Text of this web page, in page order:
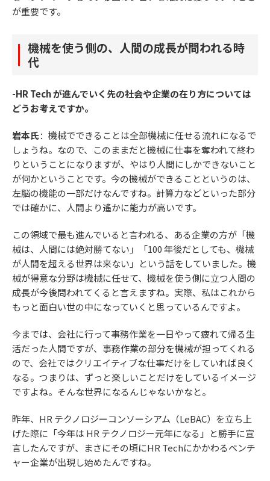
が重要です。
機械を使う側の、人間の成長が問われる時
代
-HR Tech が進んでいく先の社会や企業の在り方については
どうお考えですか。
岩本氏：機械でできることは全部機械に任せる流れになるで
しょうね。なので、このままだと機械に仕事を奪われて終わ
りということになりますが、やはり人間にしかできないこと
が何かということです。今の機械ができることというのは、
左脳の機能の一部だけなんですね。計算力などといった部分
では確かに、人間より遙かに能力が高いです。
この領域で最も進んでいると言われる、ある企業の方が「機
械は、人間には絶対勝てない」「100 年後だとしても、機械
が人間を超える世界は来ない」という話をしていました。機
械が得意な分野は機械に任せて、機械を使う側に立つ人間の
成長が今後問われてくると言えますね。実際、私はこれから
もっと面白い世の中になっていくと思っているんですよ。
今までは、会社に行って事務作業を一日やって疲れて帰る生
活だった人間ですが、事務作業の部分を機械が担ってくれる
ので、会社ではクリエイティブな仕事だけをしていれば良く
なる。つまりは、ずっと楽しいことだけをしているイメージ
ですよね。そんな世界になるんじゃないかなと。
昨年、HR テクノロジーコンソーシアム（LeBAC）を立ち上
げた際に「今年は HR テクノロジー元年になる」と勝手に宣
言したんですが、まさにその頃にHR Techにかかわるベンチ
ャー企業が出現し始めたんですね。